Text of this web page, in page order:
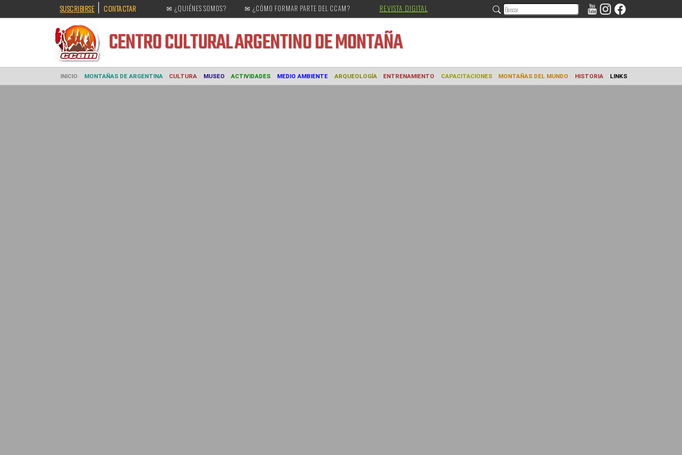
SUSCRIBIRSE | CONTACTAR ✉ ¿QUIÉNES SOMOS? ✉ ¿CÓMO FORMAR PARTE DEL CCAM? REVISTA DIGITAL
CENTRO CULTURALARGENTINO DE MONTAÑA
INICIO MONTAÑAS DE ARGENTINA CULTURA MUSEO ACTIVIDADES MEDIO AMBIENTE ARQUEOLOGÍA ENTRENAMIENTO CAPACITACIONES MONTAÑAS DEL MUNDO HISTORIA